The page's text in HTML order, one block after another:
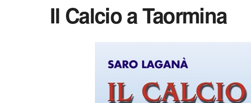
Il Calcio a Taormina